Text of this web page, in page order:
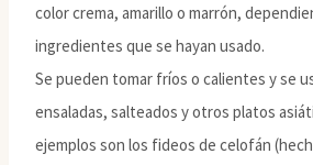
color crema, amarillo o marrón,
ingredientes que se hayan usado.
Se pueden tomar fríos o calientes y se
ensaladas, salteados y otros platos
ejemplos son los fideos de celofán